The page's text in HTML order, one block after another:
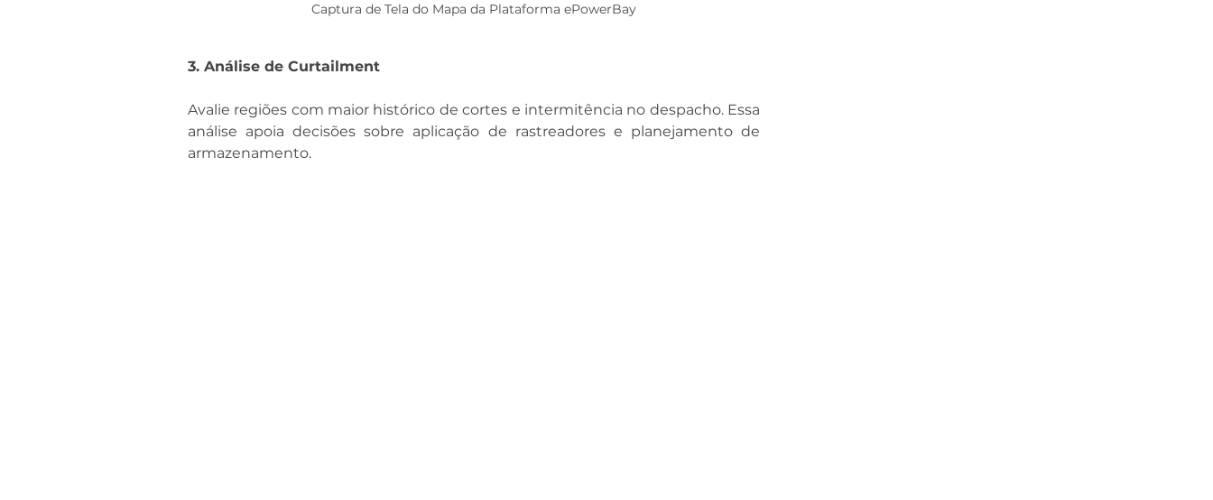
Captura de Tela do Mapa da Plataforma ePowerBay
3. Análise de Curtailment
Avalie regiões com maior histórico de cortes e intermitência no despacho. Essa
análise apoia decisões sobre aplicação de rastreadores e planejamento de
armazenamento.